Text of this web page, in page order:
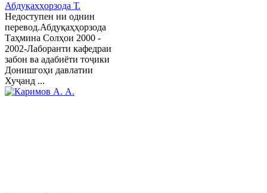
Абдуқаҳҳорзода Т.
Недоступен ни однин
перевод.Абдуқаҳҳорзода
Таҳмина Солҳои 2000 -
2002-Лаборанти кафедраи
забон ва адабиёти тоҷики
Донишгоҳи давлатии
Хуҷанд ...